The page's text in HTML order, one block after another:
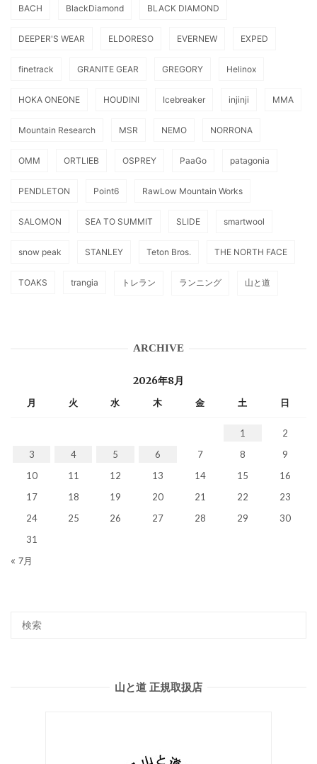
BACH BlackDiamond BLACK DIAMOND
DEEPER'S WEAR ELDORESO EVERNEW EXPED
finetrack GRANITE GEAR GREGORY Helinox
HOKA ONEONE HOUDINI Icebreaker injinji MMA
Mountain Research MSR NEMO NORRONA
OMM ORTLIEB OSPREY PaaGo patagonia
PENDLETON Point6 RawLow Mountain Works
SALOMON SEA TO SUMMIT SLIDE smartwool
snow peak STANLEY Teton Bros. THE NORTH FACE
TOAKS trangia トレラン ランニング 山と道
ARCHIVE
2026年8月
月 火 水 木 金 土 日
1
2
3
4 5 6 7 8
9
10
11 12 13 14 15
16
17
18 19 20 21 22
23
24
25 26 27 28 29
30
31
« 7月
山と道 正規取扱店